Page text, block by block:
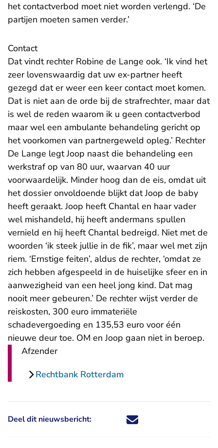
het contactverbod moet niet worden verlengd. ‘De
partijen moeten samen verder.’
Contact
Dat vindt rechter Robine de Lange ook. ‘Ik vind het
zeer lovenswaardig dat uw ex-partner heeft
gezegd dat er weer een keer contact moet komen.
Dat is niet aan de orde bij de strafrechter, maar dat
is wel de reden waarom ik u geen contactverbod
maar wel een ambulante behandeling gericht op
het voorkomen van partnergeweld opleg.’ Rechter
De Lange legt Joop naast die behandeling een
werkstraf op van 80 uur, waarvan 40 uur
voorwaardelijk. Minder hoog dan de eis, omdat uit
het dossier onvoldoende blijkt dat Joop de baby
heeft geraakt. Joop heeft Chantal en haar vader
wel mishandeld, hij heeft andermans spullen
vernield en hij heeft Chantal bedreigd. Niet met de
woorden ‘ik steek jullie in de fik’, maar wel met zijn
riem. ‘Ernstige feiten’, aldus de rechter, ‘omdat ze
zich hebben afgespeeld in de huiselijke sfeer en in
aanwezigheid van een heel jong kind. Dat mag
nooit meer gebeuren.’ De rechter wijst verder de
reiskosten, 300 euro immateriële
schadevergoeding en 135,53 euro voor één
nieuwe deur toe. OM en Joop gaan niet in beroep.
Afzender
Rechtbank Rotterdam
Deel dit nieuwsbericht: Deel dit nieuwsbericht via X -
Deel dit nieuwsbericht via
Deel dit nieuwsbericht
Deel dit